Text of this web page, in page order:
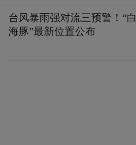
台风暴雨强对流三预警！“白
海豚”最新位置公布